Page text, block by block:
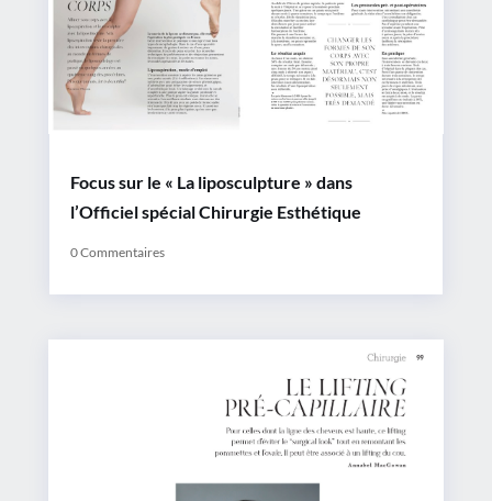
Focus sur le « La liposculpture » dans
l’Officiel spécial Chirurgie Esthétique
0 Commentaires